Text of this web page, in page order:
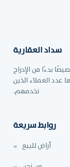
سداد العقارية
بدءًا من الإدراج
عدد العملاء الذين
نخدمهم.
روابط سريعة
أراض للبيع